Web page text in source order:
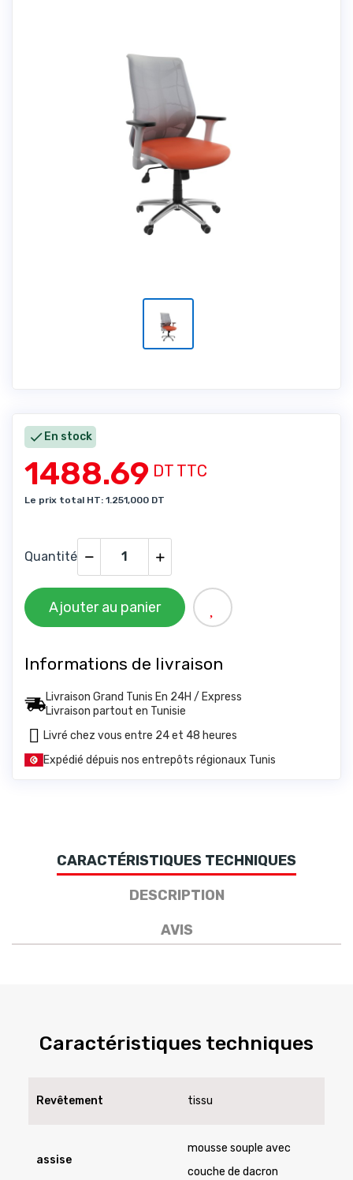
 En stock
1488.69DT TTC
Le prix total HT: 1.251,000 DT
Quantité
Ajouter au panier
Informations de livraison
Livraison Grand Tunis En 24H / Express
Livraison partout en Tunisie
Expédié dépuis nos entrepôts régionaux Tunis
Livré chez vous entre 24 et 48 heures
CARACTÉRISTIQUES TECHNIQUES
DESCRIPTION
AVIS
Caractéristiques techniques
Revêtement tissu
assise
mousse souple avec
couche de dacron